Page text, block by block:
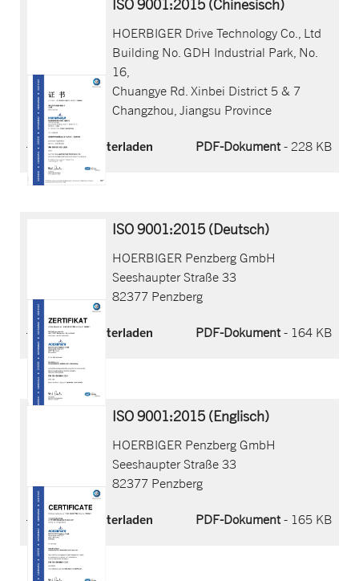
ISO 9001:2015 (Chinesisch)
HOERBIGER Drive Technology Co., Ltd
Building No. GDH Industrial Park, No.
16,
Chuangye Rd. Xinbei District 5 & 7
Changzhou, Jiangsu Province
Jetzt herunterladen PDF-Dokument- 228 KB
ISO 9001:2015 (Deutsch)
HOERBIGER Penzberg GmbH
Seeshaupter Straße 33
82377 Penzberg
Jetzt herunterladen PDF-Dokument- 164 KB
ISO 9001:2015 (Englisch)
HOERBIGER Penzberg GmbH
Seeshaupter Straße 33
82377 Penzberg
Jetzt herunterladen PDF-Dokument- 165 KB